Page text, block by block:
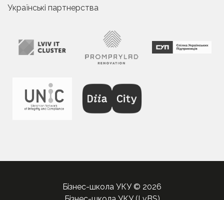
Українські партнерства
Бізнес-школа УКУ © 2026